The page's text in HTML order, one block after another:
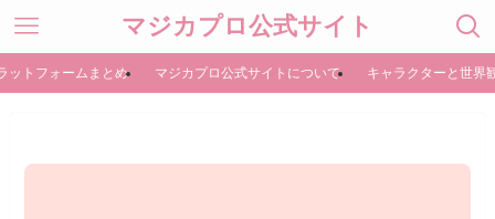
マジカプロ公式サイト
ットフォームまとめ マジカプロ公式サイトについて キャラクターと世界